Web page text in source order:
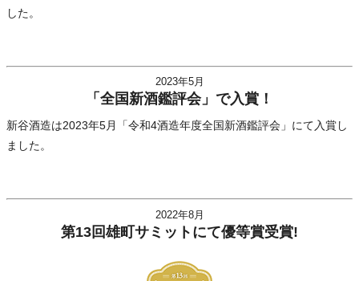
した。
2023年5月
「全国新酒鑑評会」で入賞！
新谷酒造は2023年5月「令和4酒造年度全国新酒鑑評会」にて入賞し
ました。
2022年8月
第13回雄町サミットにて優等賞受賞!